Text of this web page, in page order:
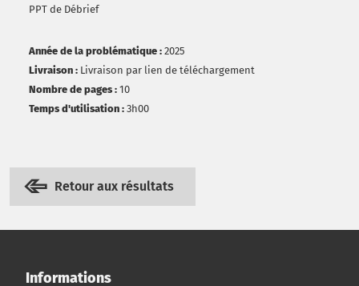
PPT de Débrief
Année de la problématique : 2025
Livraison : Livraison par lien de téléchargement
Nombre de pages : 10
Temps d'utilisation : 3h00
Retour aux résultats
Informations